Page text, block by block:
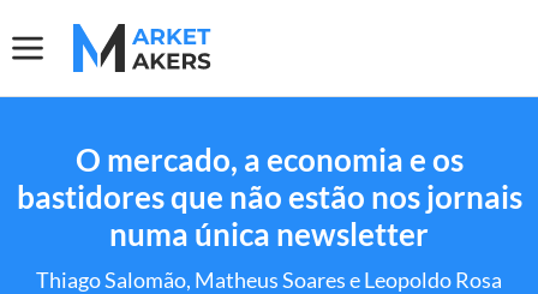
O mercado, a economia e os
bastidores que não estão nos jornais
numa única newsletter
Thiago Salomão, Matheus Soares e Leopoldo Rosa